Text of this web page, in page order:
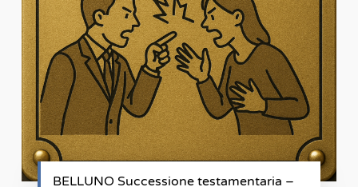
BELLUNO Successione testamentaria –